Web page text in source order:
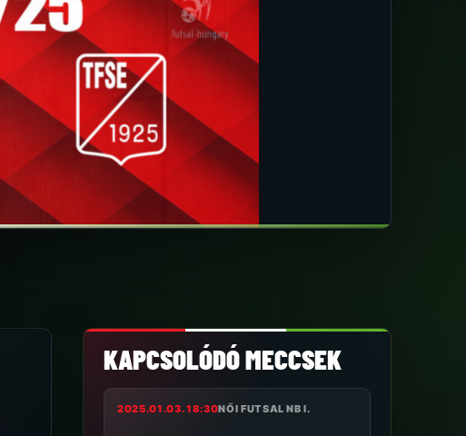
KAPCSOLÓDÓ MECCSEK
2025.01.03. 18:30NŐI FUTSAL NB I.